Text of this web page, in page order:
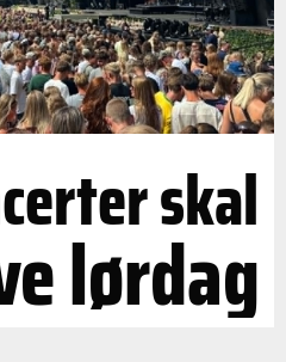
skal
lørdag